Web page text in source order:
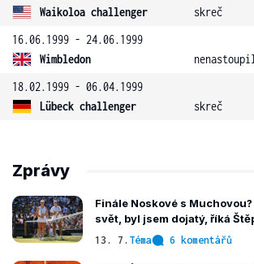
Waikoloa challenger
skreč
16.06.1999 - 24.06.1999
Wimbledon
nenastoupil
18.02.1999 - 06.04.1999
Lübeck challenger
skreč
Zprávy
Finále Noskové s
svět, byl jsem dojatý, říká
13. 7. Téma 6 komentářů